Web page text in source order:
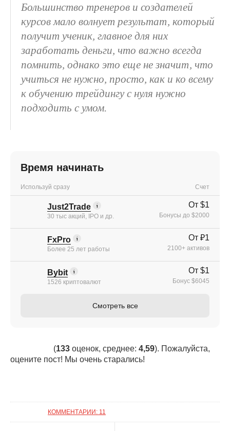
Большинство тренеров и создателей
курсов мало волнует результат, который
получит ученик, главное для них
заработать деньги, что важно всегда
помнить, однако это еще не значит, что
учиться не нужно, просто, как и ко всему
к обучению трейдингу с нуля нужно
подходить с умом.
Время начинать
Используй сразу Счет
Just2Trade
30 тыс акций, IPO и др.
От $1
Бонусы до $2000
FxPro
Более 25 лет работы
От ₽1
2100+ активов
Bybit
1526 криптовалют
От $1
Бонус $6045
Смотреть все
(133 оценок, среднее: 4,59). Пожалуйста,
оцените пост! Мы очень старались!
КОММЕНТАРИИ: 11